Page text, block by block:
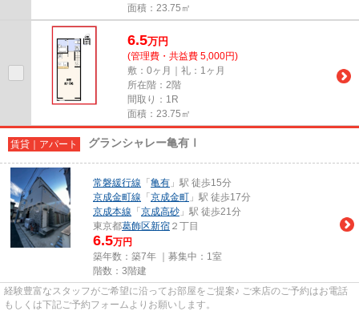
面積：23.75㎡
6.5万円
(管理費・共益費 5,000円)
敷：0ヶ月｜礼：1ヶ月
所在階：2階
間取り：1R
面積：23.75㎡
賃貸｜アパート グランシャレー亀有Ⅰ
常磐緩行線 「 亀有 」駅 徒歩15分
京成金町線 「 京成金町 」駅 徒歩17分
京成本線 「 京成高砂 」駅 徒歩21分
東京都葛飾区新宿 ２丁目
6.5万円
築年数：築7年 ｜募集中： 1室
階数：3階建
経験豊富なスタッフがご希望に沿ってお部屋をご提案♪ ご来店のご予約はお電話
もしくは下記ご予約フォームよりお願いします。